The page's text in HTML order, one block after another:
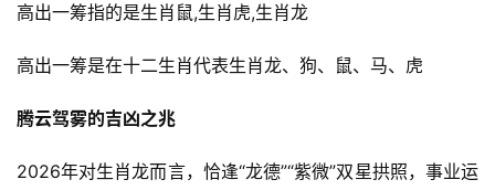
高出一筹指的是生肖鼠,生肖虎,生肖龙
高出一筹是在十二生肖代表生肖龙、狗、鼠、马、虎
腾云驾雾的吉凶之兆
2026年对生肖龙而言，恰逢“龙德”“紫微”双星拱照，事业运